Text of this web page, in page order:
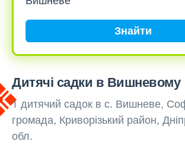
Знайти
Дитячі садки в Вишневому
1 дитячий садок в с. Вишневе,
громада, Криворізький район,
обл.